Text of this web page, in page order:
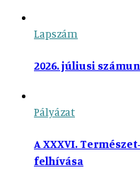
Lapszám
2026. júliusi
Pályázat
A XXXVI.
felhívása